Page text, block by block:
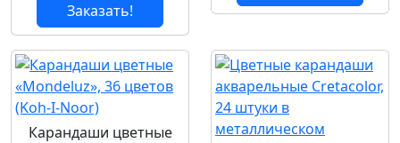
Заказать!
Карандаши цветные